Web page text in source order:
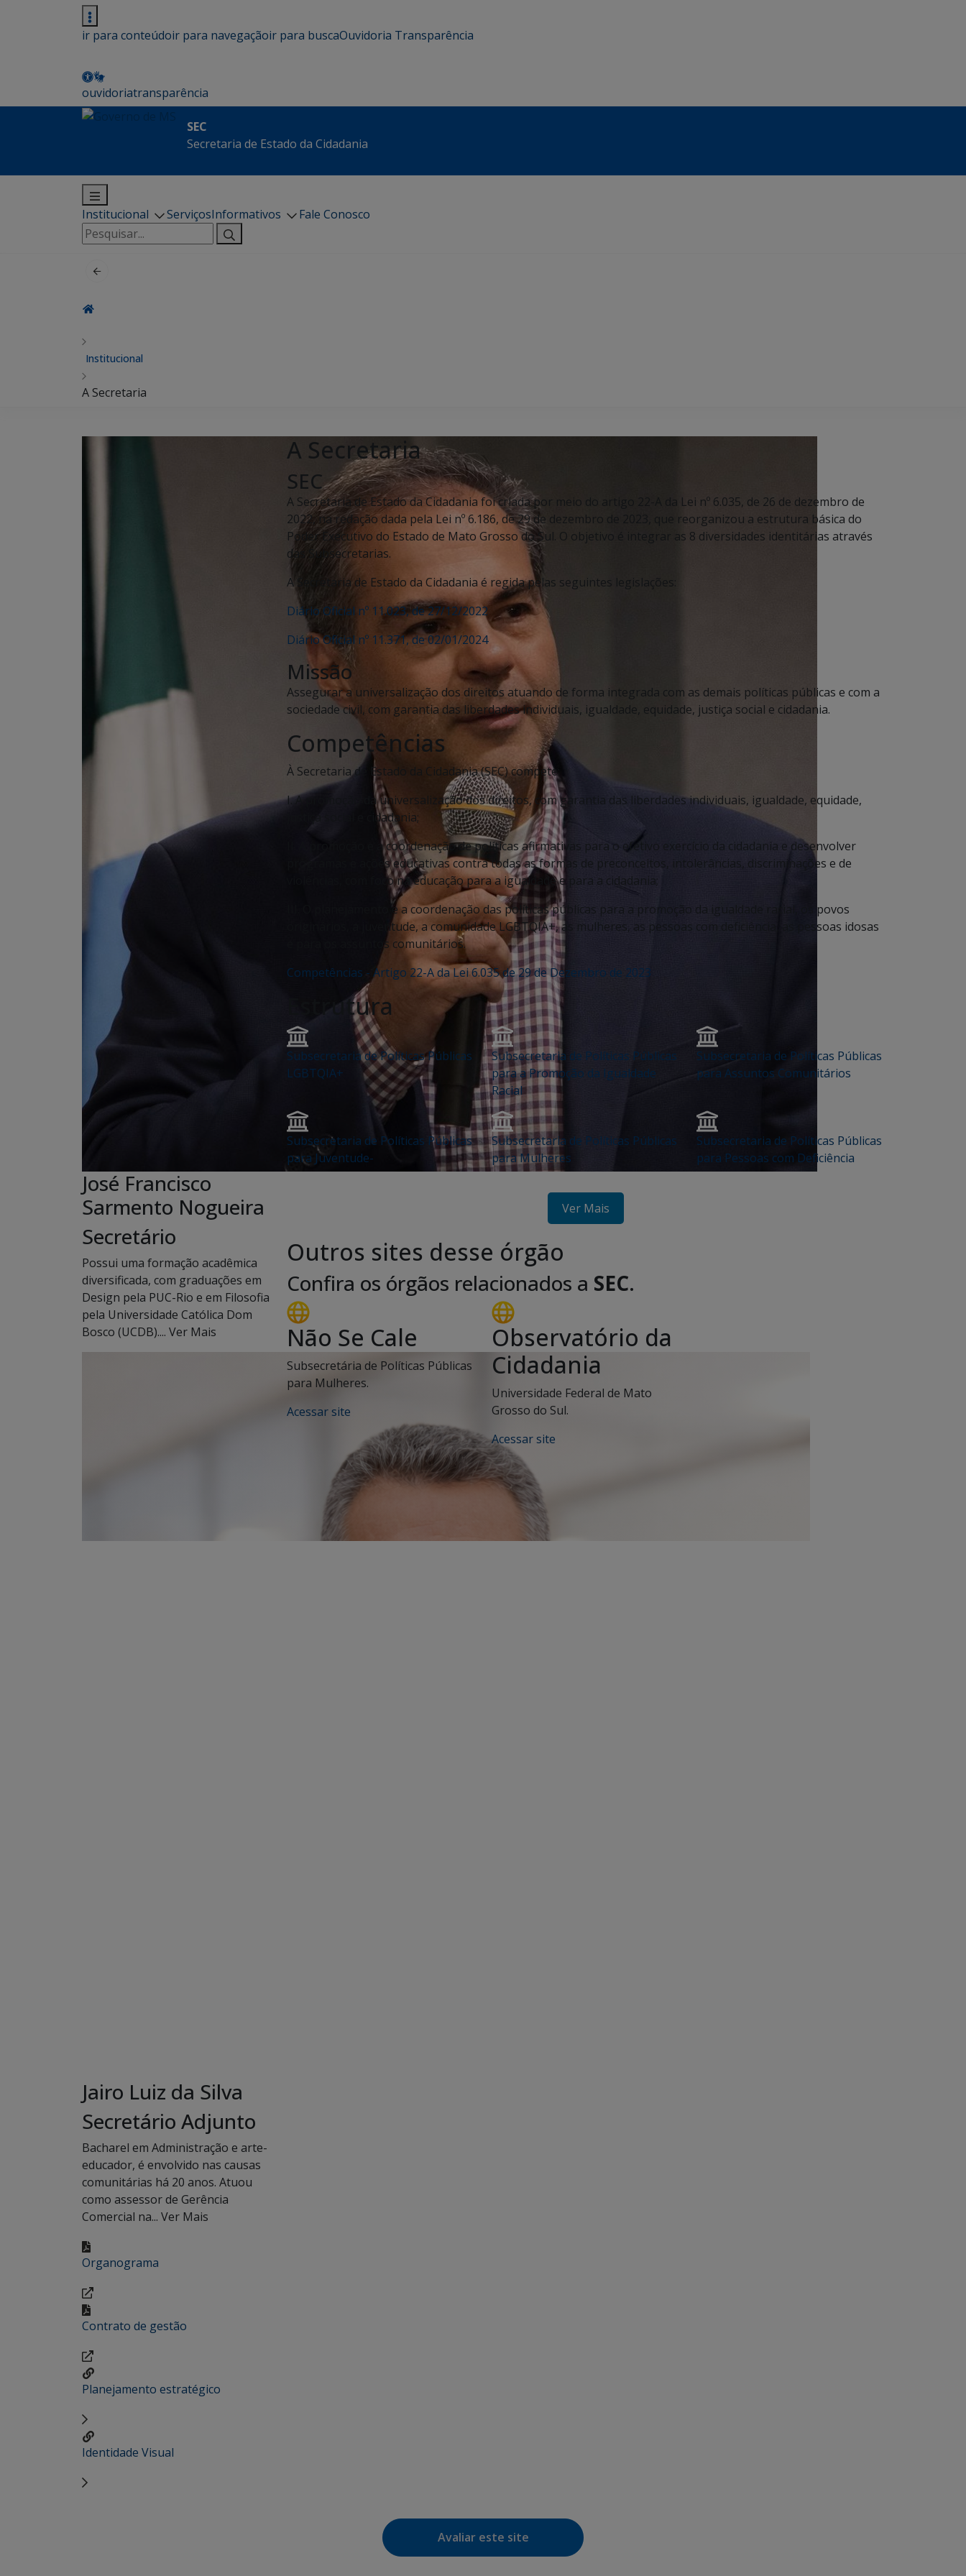
ir para conteúdoir para navegaçãoir para buscaOuvidoria Transparência
ouvidoriatransparência
SEC
Secretaria de Estado da Cidadania
Institucional ServiçosInformativos
Fale Conosco
Pesquisar
por:
Institucional
A Secretaria
José Francisco
Sarmento Nogueira
Secretário
Possui uma formação acadêmica
diversificada, com graduações em
Design pela PUC-Rio e em Filosofia
pela Universidade Católica Dom
Bosco (UCDB).... Ver Mais
Jairo Luiz da Silva
Secretário Adjunto
Bacharel em Administração e arte-
educador, é envolvido nas causas
comunitárias há 20 anos. Atuou
como assessor de Gerência
Comercial na... Ver Mais
Organograma
Contrato de gestão
Planejamento estratégico
Identidade Visual
A Secretaria
SEC
A Secretaria de Estado da Cidadania foi criada por meio do artigo 22-A da Lei nº 6.035, de 26 de dezembro de
2022, na redação dada pela Lei nº 6.186, de 29 de dezembro de 2023, que reorganizou a estrutura básica do
Poder Executivo do Estado de Mato Grosso do Sul. O objetivo é integrar as 8 diversidades identitárias através
das Subsecretarias.
A Secretaria de Estado da Cidadania é regida pelas seguintes legislações:
Diário Oficial nº 11.023, de 27/12/2022
Diário Oficial nº 11.371, de 02/01/2024
Missão
Assegurar a universalização dos direitos atuando de forma integrada com as demais políticas públicas e com a
sociedade civil, com garantia das liberdades individuais, igualdade, equidade, justiça social e cidadania.
Competências
À Secretaria de Estado da Cidadania (SEC) compete:
I. A promoção da universalização dos direitos, com garantia das liberdades individuais, igualdade, equidade,
justiça social e cidadania;
II. A promoção e a coordenação de políticas afirmativas para o efetivo exercício da cidadania e desenvolver
programas e ações educativas contra todas as formas de preconceitos, intolerâncias, discriminações e de
violências, com foco na educação para a igualdade e para a cidadania;
III. O planejamento e a coordenação das políticas públicas para a promoção da igualdade racial, os povos
originários, a juventude, a comunidade LGBTQIA+, as mulheres, as pessoas com deficiência, as pessoas idosas
e para os assuntos comunitários.
Competências - Artigo 22-A da Lei 6.035 de 29 de Dezembro de 2023
Estrutura
Subsecretaria de Políticas Públicas
LGBTQIA+
Subsecretaria de Políticas Públicas
para a Promoção da Igualdade
Racial
Subsecretaria de Políticas Públicas
para Assuntos Comunitários
Subsecretaria de Políticas Públicas
para Juventude-
Subsecretaria de Políticas Públicas
para Mulheres
Subsecretaria de Políticas Públicas
para Pessoas com Deficiência
Ver Mais
Outros sites desse órgão
Confira os órgãos relacionados a SEC.
Não Se Cale
Subsecretária de Políticas Públicas
para Mulheres.
Acessar site
Observatório da
Cidadania
Universidade Federal de Mato
Grosso do Sul.
Acessar site
Avaliar este site